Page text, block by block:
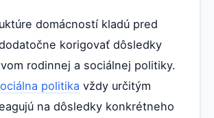
domácností kladú pred
korigovať dôsledky
rodinnej a sociálnej politiky.
politika vždy určitým
na dôsledky konkrétneho